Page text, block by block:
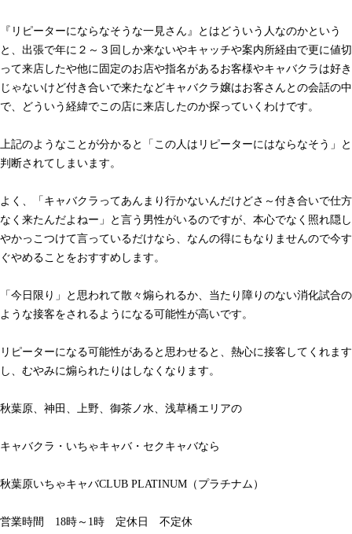
『リピーターにならなそうな一見さん』とはどういう人なのかという
と、出張で年に２～３回しか来ないやキャッチや案内所経由で更に値切
って来店したや他に固定のお店や指名があるお客様やキャバクラは好き
じゃないけど付き合いで来たなどキャバクラ嬢はお客さんとの会話の中
で、どういう経緯でこの店に来店したのか探っていくわけです。
上記のようなことが分かると「この人はリピーターにはならなそう」と
判断されてしまいます。
よく、「キャバクラってあんまり行かないんだけどさ～付き合いで仕方
なく来たんだよねー」と言う男性がいるのですが、本心でなく照れ隠し
やかっこつけて言っているだけなら、なんの得にもなりませんので今す
ぐやめることをおすすめします。
「今日限り」と思われて散々煽られるか、当たり障りのない消化試合の
ような接客をされるようになる可能性が高いです。
リピーターになる可能性があると思わせると、熱心に接客してくれます
し、むやみに煽られたりはしなくなります。
秋葉原、神田、上野、御茶ノ水、浅草橋エリアの
キャバクラ・いちゃキャバ・セクキャバなら
秋葉原いちゃキャバCLUB PLATINUM（プラチナム）
営業時間 18時～1時 定休日 不定休